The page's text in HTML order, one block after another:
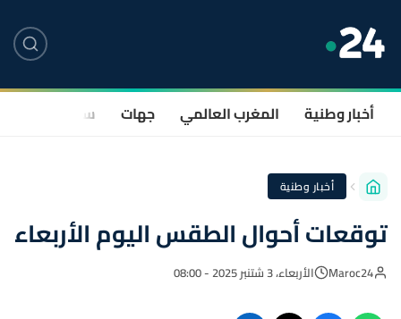
أخبار وطنية المغرب العالمي جهات سياسة
أخبار وطنية
توقعات أحوال الطقس اليوم الأربعاء
Maroc24 الأربعاء، 3 شتنبر 2025 - 08:00